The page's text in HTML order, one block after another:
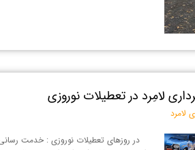
لامِرد در تعطیلات نوروزی
لامرد
در روزهای تعطیلات نوروزی : خدمت رسانی